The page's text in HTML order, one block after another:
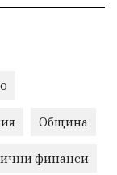
Община
финанси